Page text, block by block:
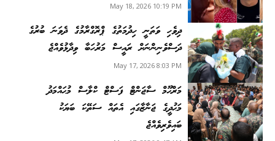
May 18, 2026 10:19 PM
ދިވެހި ވަތަނީ ހިދުމަތުގެ ޕްރޮގްރާމުގެ ދެވަނަ ބުރުގެ
ދަސްވެނިންނަށް ރައީސް މަރުހަބާ ވިދާޅުވެއްޖެ
May 17, 2026 8:03 PM
މަރްޙޫމް ސާޖަންޓް ފަސްޓް ކްލާސް މުޙައްމަދު
މަޙުދީގެ ޖަނާޒާގައި އެތައް ސަތޭކަ ބަޔަކު
ބައިވެރިވެއްޖެ